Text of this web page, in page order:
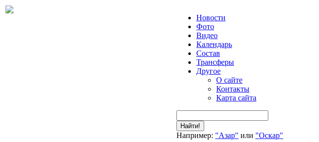
Новости
Фото
Видео
Календарь
Состав
Трансферы
Другое
О сайте
Контакты
Карта сайта
Найти!
Например: "Азар" или "Оскар"